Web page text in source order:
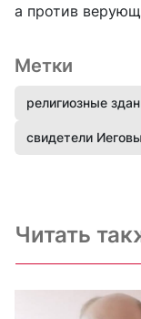
а против
Метки
религиозные
свидетели Иеговы
Читать